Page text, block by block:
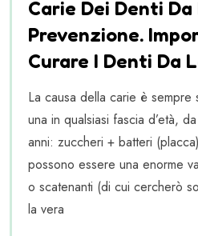
Carie Dei Denti
Prevenzione.
Curare I Denti Da
La causa della carie è sempre
una in qualsiasi fascia d’età,
anni: zuccheri + batteri
possono essere una enorme
o scatenanti (di cui cercherò
la vera